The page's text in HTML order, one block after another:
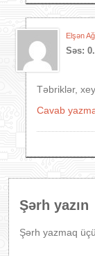
Elşən
Səs: 0.
Təbriklər,
Cavab
Şərh yazın
Şərh yazmaq